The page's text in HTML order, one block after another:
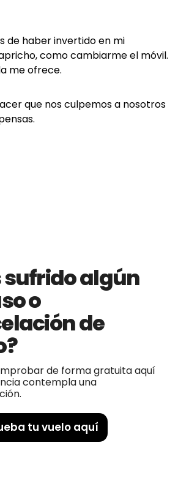
de haber invertido en mi
como cambiarme el móvil.
me ofrece.
que nos culpemos a nosotros
sufrido algún
o
de
de forma gratuita aquí
contempla una
tu vuelo aquí